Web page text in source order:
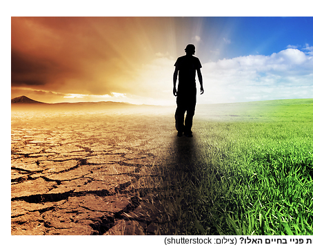
פניי בחיים האלו? (צילום: shutterstock)